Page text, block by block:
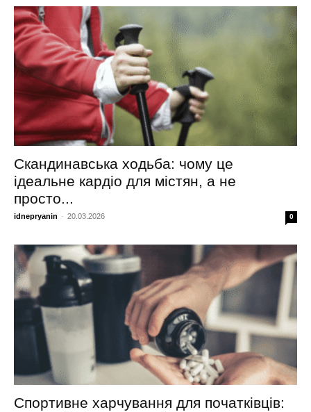
Скандинавська ходьба: чому це
ідеальне кардіо для містян, а не
просто...
idnepryanin - 20.03.2026 0
Спортивне харчування для початківців: